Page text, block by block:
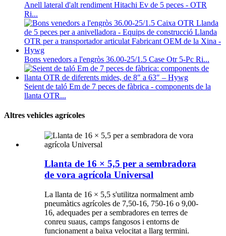
Anell lateral d'alt rendiment Hitachi Ev de 5 peces - OTR
Ri...
Bons venedors a l'engròs 36.00-25/1.5 Case Otr 5-Pc Ri...
Seient de taló Em de 7 peces de fàbrica - components de la
llanta OTR...
Altres vehicles agrícoles
Llanta de 16 × 5,5 per a sembradora
de vora agrícola Universal
La llanta de 16 × 5,5 s'utilitza normalment amb
pneumàtics agrícoles de 7,50-16, 750-16 o 9,00-
16, adequades per a sembradores en terres de
conreu suaus, camps fangosos i entorns de
funcionament a baixa velocitat a llarg termini.